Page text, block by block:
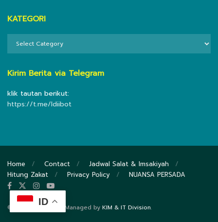
KATEGORI
KATEGORI
Kirim Berita via Telegram
klik tautan berikut:
https://t.me/ldiibot
Home Contact
Jadwal Salat & Imsakiyah
Hitung Zakat
Privacy Policy NUANSA PERSADA
© 2020 DPP LDII - Managed by KIM & IT Division.
ID